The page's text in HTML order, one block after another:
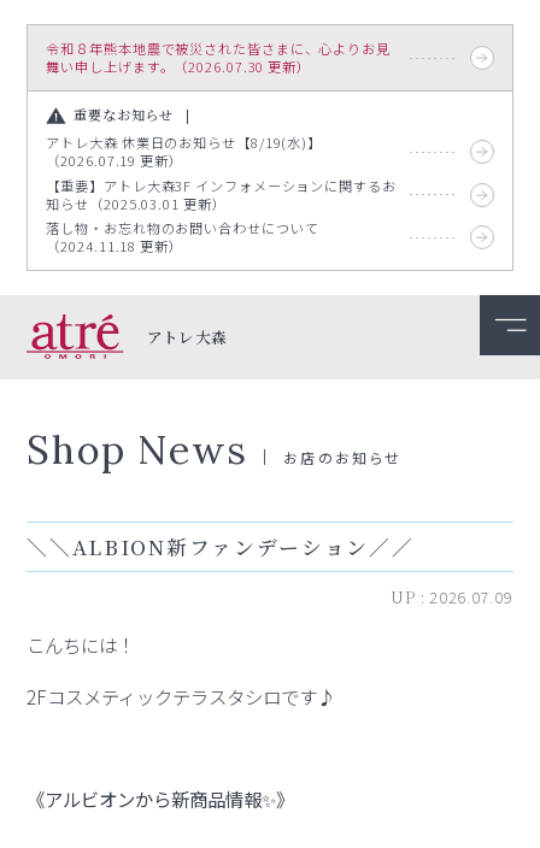
令和８年熊本地震で被災された皆さまに、心よりお見
舞い申し上げます。（2026.07.30 更新）
重要なお知らせ
アトレ大森 休業日のお知らせ【8/19(水)】
（2026.07.19 更新）
【重要】アトレ大森3F インフォメーションに関するお
知らせ（2025.03.01 更新）
落し物・お忘れ物のお問い合わせについて
（2024.11.18 更新）
アトレ大森
Shop News お店のお知らせ
＼＼ALBION新ファンデーション／／
UP :2026.07.09
こんちには！
2Fコスメティックテラスタシロです♪
《アルビオンから新商品情報✨️》